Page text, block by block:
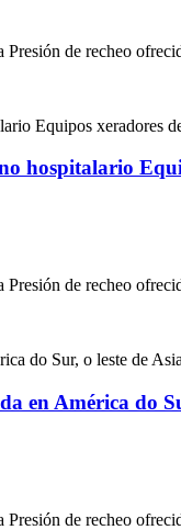
de recheo
hospitalario
de recheo
en América do
de recheo